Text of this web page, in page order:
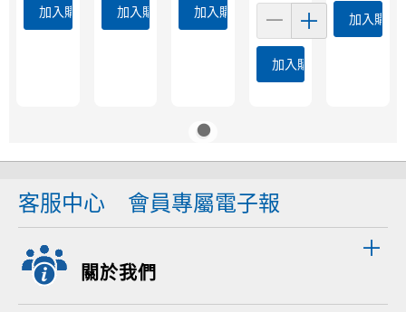
加入購物車 加入購物車 加入購物車
加入購物車
加入購物
客服中心 會員專屬電子報
關於我們